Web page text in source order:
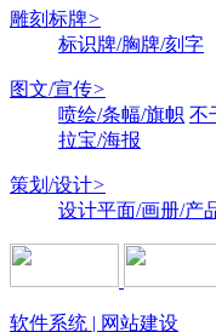
雕刻标牌>
标识牌/胸牌/刻字
图文/宣传>
喷绘/条幅/旗帜 不
拉宝/海报
策划/设计>
设计平面/画册/产
软件系统 | 网站建设